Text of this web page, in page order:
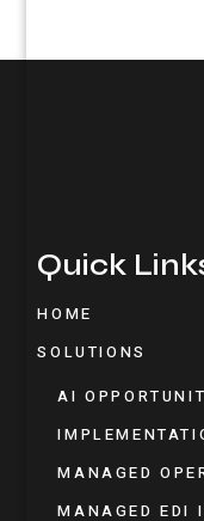
Quick
HOME
SOLUTIONS
AI
MANAGED
MANAGED EDI